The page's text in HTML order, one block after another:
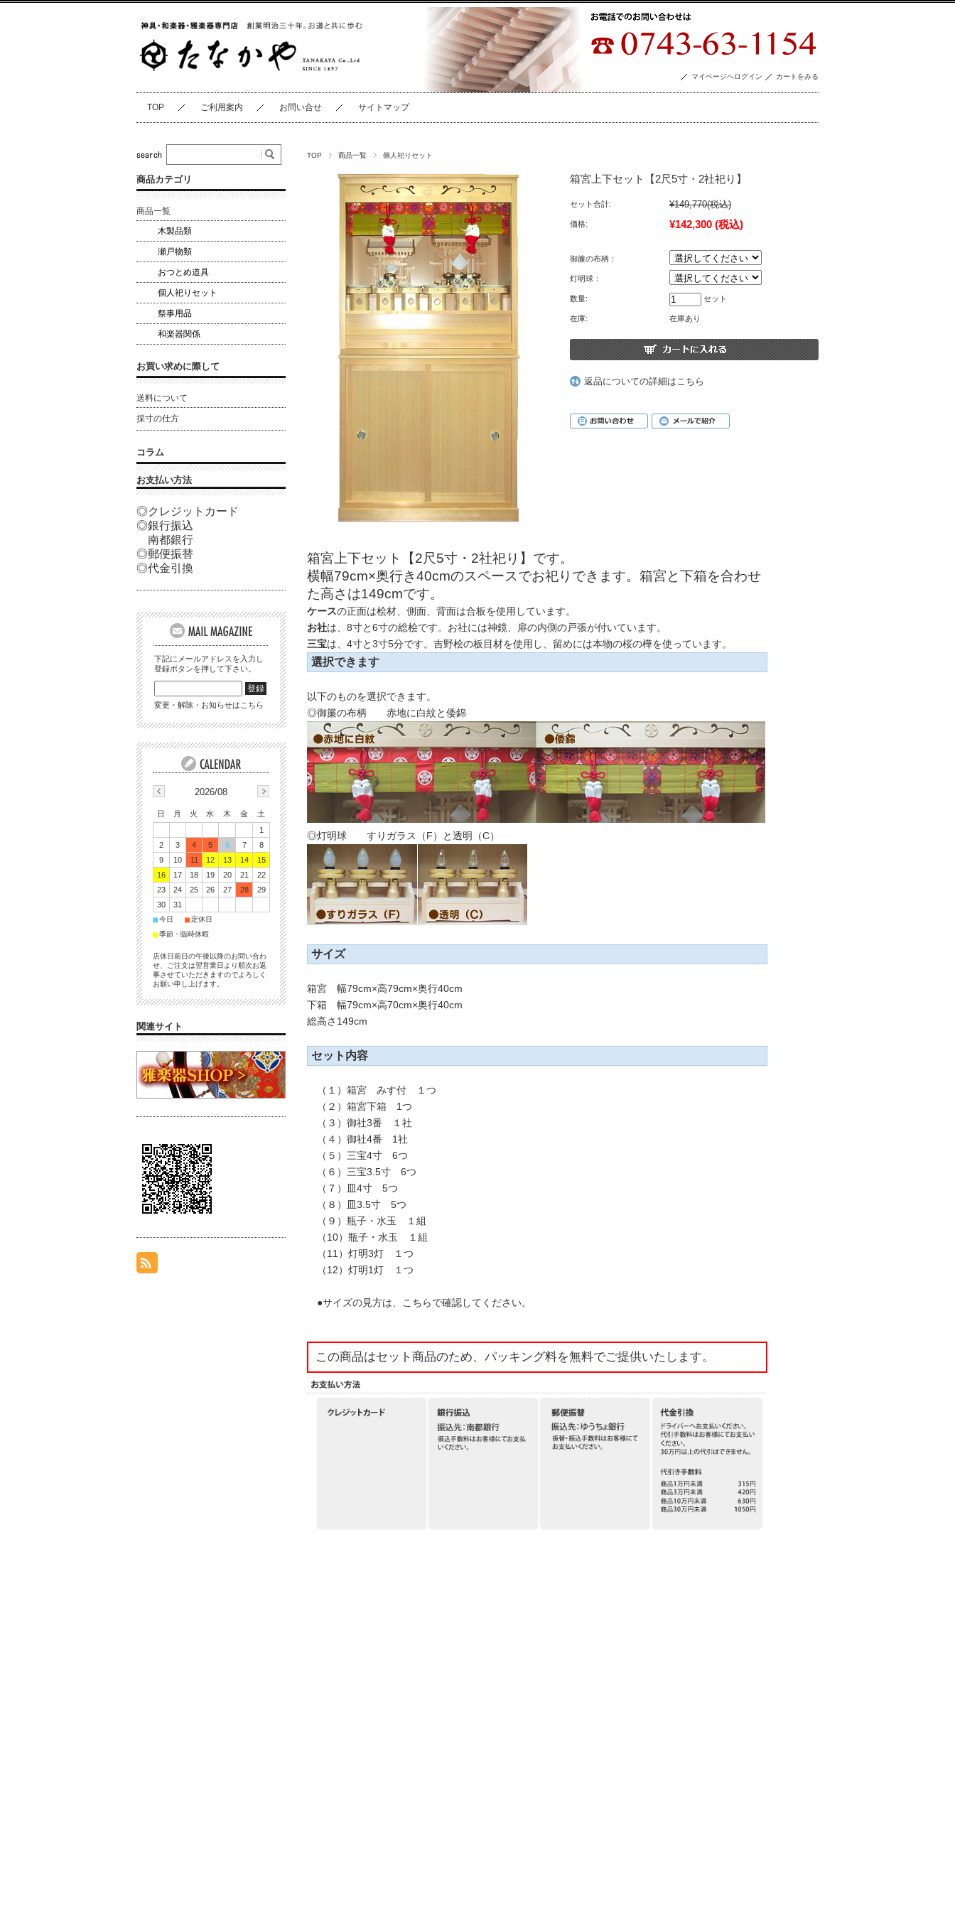
マイページへログイン カートをみる
TOP ご利用案内 お問い合せ サイトマップ
TOP 商品一覧 個人祀りセット
箱宮上下セット【2尺5寸・2社祀り】
セット合計: ¥149,770(税込)
価格: ¥142,300 (税込)
御簾の布柄：
灯明球：
数量: セット
在庫: 在庫あり
返品についての詳細はこちら
箱宮上下セット【2尺5寸・2社祀り】です。
横幅79cm×奥行き40cmのスペースでお祀りできます。箱宮と下箱を合わせ
た高さは149cmです。
ケースの正面は桧材、側面、背面は合板を使用しています。
お社は、8寸と6寸の総桧です。お社には神鏡、扉の内側の戸張が付いています。
三宝は、4寸と3寸5分です。吉野桧の板目材を使用し、留めには本物の桜の樺を使っています。
選択できます
以下のものを選択できます。
◎御簾の布柄 赤地に白紋と倭錦
◎灯明球 すりガラス（F）と透明（C）
サイズ
箱宮 幅79cm×高79cm×奥行40cm
下箱 幅79cm×高70cm×奥行40cm
総高さ149cm
セット内容
（１）箱宮 みす付 １つ
（２）箱宮下箱 1つ
（３）御社3番 １社
（４）御社4番 1社
（５）三宝4寸 6つ
（６）三宝3.5寸 6つ
（７）皿4寸 5つ
（８）皿3.5寸 5つ
（９）瓶子・水玉 １組
（10）瓶子・水玉 １組
（11）灯明3灯 １つ
（12）灯明1灯 １つ
●サイズの見方は、こちらで確認してください。
この商品はセット商品のため、パッキング料を無料でご提供いたします。
商品カテゴリ
商品一覧
木製品類
瀬戸物類
おつとめ道具
個人祀りセット
祭事用品
和楽器関係
お買い求めに際して
送料について
採寸の仕方
コラム
お支払い方法
◎クレジットカード
◎銀行振込
南都銀行
◎郵便振替
◎代金引換
下記にメールアドレスを入力し
登録ボタンを押して下さい。
変更・解除・お知らせはこちら
2026/08
日 月 火 水 木 金
土
1
2
3 4 5 6 7
8
9
10 11 12 13 14
15
16
17 18 19 20 21
22
23
24 25 26 27 28
29
30
31
■今日 ■定休日
■季節・臨時休暇
店休日前日の午後以降のお問い合わ
せ、ご注文は翌営業日より順次お返
事させていただきますのでよろしく
お願い申し上げます。
関連サイト